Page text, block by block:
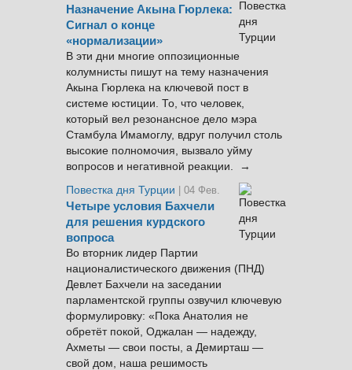
Назначение Акына Гюрлека:
Сигнал о конце
«нормализации»
В эти дни многие оппозиционные
колумнисты пишут на тему назначения
Акына Гюрлека на ключевой пост в
системе юстиции. То, что человек,
который вел резонансное дело мэра
Стамбула Имамоглу, вдруг получил столь
высокие полномочия, вызвало уйму
вопросов и негативной реакции. →
Повестка дня Турции
| 04 Фев.
Четыре условия Бахчели
для решения курдского
вопроса
Во вторник лидер Партии
националистического движения (ПНД)
Девлет Бахчели на заседании
парламентской группы озвучил ключевую
формулировку: «Пока Анатолия не
обретёт покой, Оджалан — надежду,
Ахметы — свои посты, а Демирташ —
свой дом, наша решимость